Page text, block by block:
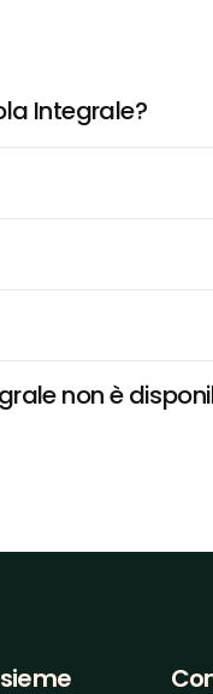
Integrale?
non è